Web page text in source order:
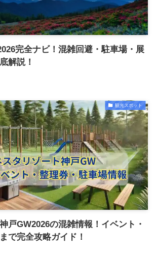
完全ナビ！混雑回避・駐車場・展
解説！
観光スポット
戸GW2026の混雑情報！イベント・
で完全攻略ガイド！